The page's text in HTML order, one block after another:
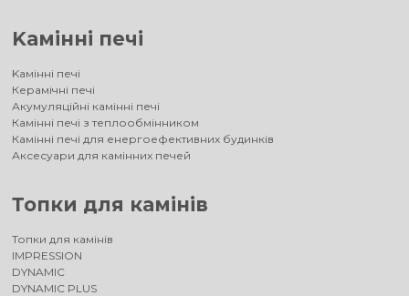
Kамінні печі
Kамінні печі
Керамічні печі
Акумуляційні камінні печі
Камінні печі з теплообмінником
Камінні печі для енергоефективних будинків
Аксесуари для камінних печей
Топки для камінів
Топки для камінів
IMPRESSION
DYNAMIC
DYNAMIC PLUS